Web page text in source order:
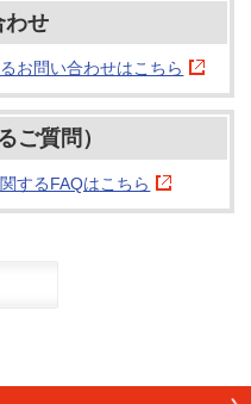
わせ
お問い合わせはこちら
ご質問）
するFAQはこちら